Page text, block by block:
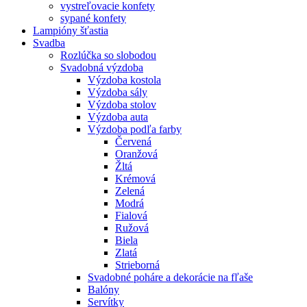
vystreľovacie konfety
sypané konfety
Lampióny šťastia
Svadba
Rozlúčka so slobodou
Svadobná výzdoba
Výzdoba kostola
Výzdoba sály
Výzdoba stolov
Výzdoba auta
Výzdoba podľa farby
Červená
Oranžová
Žltá
Krémová
Zelená
Modrá
Fialová
Ružová
Biela
Zlatá
Strieborná
Svadobné poháre a dekorácie na fľaše
Balóny
Servítky